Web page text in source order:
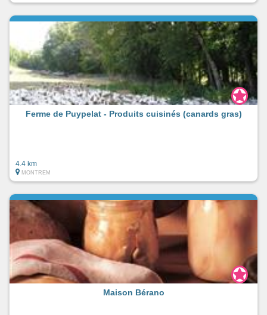
Ferme de Puypelat - Produits cuisinés (canards gras)
4.4 km
MONTREM
Maison Bérano